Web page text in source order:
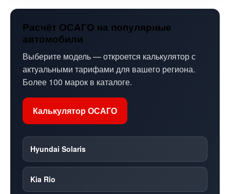
Расчёт ОСАГО на популярные
автомобили
Выберите модель — откроется калькулятор с
актуальными тарифами для вашего региона.
Более 100 марок в каталоге.
Калькулятор ОСАГО
Hyundai Solaris
Kia Rio